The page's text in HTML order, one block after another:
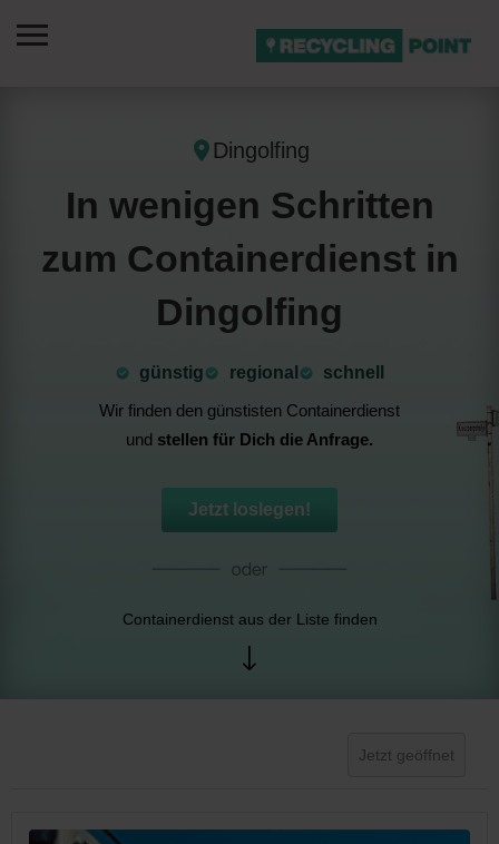
Dingolfing
In wenigen Schritten
zum Containerdienst in
Dingolfing
günstig ⁠regional
schnell
Wir finden den günstisten Containerdienst
und stellen für Dich die Anfrage.
Jetzt loslegen!
Containerdienst aus der Liste finden
Jetzt geöffnet